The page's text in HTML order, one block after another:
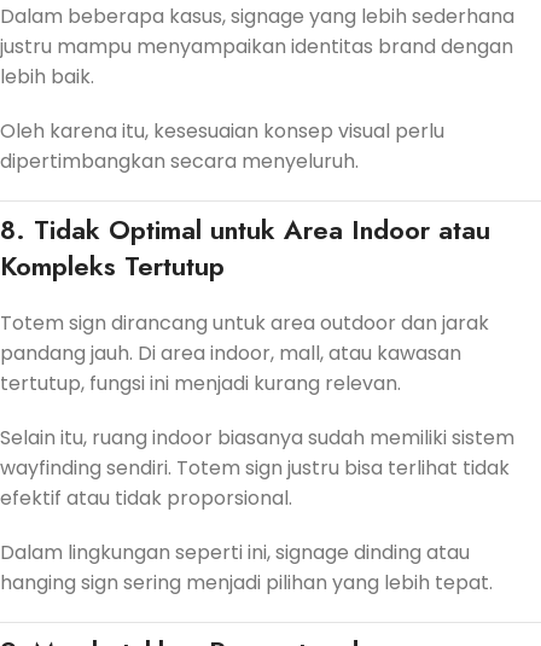
Dalam beberapa kasus, signage yang lebih sederhana
justru mampu menyampaikan identitas brand dengan
lebih baik.
Oleh karena itu, kesesuaian konsep visual perlu
dipertimbangkan secara menyeluruh.
8. Tidak Optimal untuk Area Indoor atau
Kompleks Tertutup
Totem sign dirancang untuk area outdoor dan jarak
pandang jauh. Di area indoor, mall, atau kawasan
tertutup, fungsi ini menjadi kurang relevan.
Selain itu, ruang indoor biasanya sudah memiliki sistem
wayfinding sendiri. Totem sign justru bisa terlihat tidak
efektif atau tidak proporsional.
Dalam lingkungan seperti ini, signage dinding atau
hanging sign sering menjadi pilihan yang lebih tepat.